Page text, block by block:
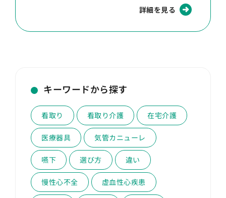
詳細を見る
キーワードから探す
看取り 看取り介護 在宅介護
医療器具 気管カニューレ
嚥下 選び方 違い
慢性心不全 虚血性心疾患